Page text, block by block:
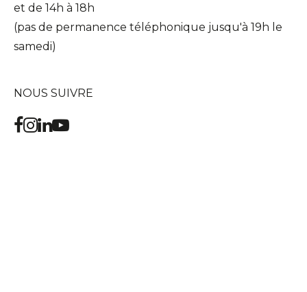
et de 14h à 18h
(pas de permanence téléphonique jusqu'à 19h le
samedi)
NOUS SUIVRE